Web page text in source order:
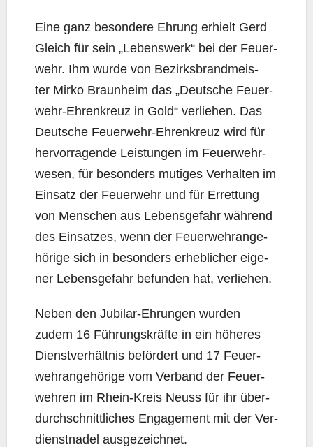
Eine ganz beson­de­re Ehrung erhielt Gerd
Gleich für sein „Lebens­werk“ bei der Feu­er­
wehr. Ihm wur­de von Bezirks­brand­meis­
ter Mir­ko Braun­heim das „Deut­sche Feu­er­
wehr-Ehren­kreuz in Gold“ ver­lie­hen. Das
Deut­sche Feu­er­wehr-Ehren­kreuz wird für
her­vor­ra­gen­de Leis­tun­gen im Feu­er­wehr­
we­sen, für beson­ders muti­ges Ver­hal­ten im
Ein­satz der Feu­er­wehr und für Erret­tung
von Men­schen aus Lebens­ge­fahr wäh­rend
des Ein­sat­zes, wenn der Feu­er­wehr­an­ge­
hö­ri­ge sich in beson­ders erheb­li­cher eige­
ner Lebens­ge­fahr befun­den hat, verliehen.
Neben den Jubi­lar-Ehrun­gen wur­den
zudem 16 Füh­rungs­kräf­te in ein höhe­res
Dienst­ver­hält­nis beför­dert und 17 Feu­er­
wehr­an­ge­hö­ri­ge vom Ver­band der Feu­er­
weh­ren im Rhein-Kreis Neuss für ihr über­
durch­schnitt­li­ches Enga­ge­ment mit der Ver­
dienst­na­del ausgezeichnet.